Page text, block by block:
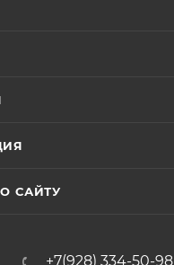
САЙТУ
+7(928) 334-50-98